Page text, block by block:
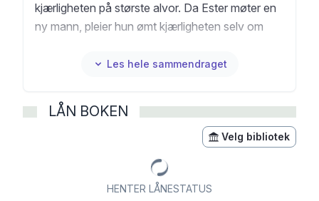
kjærligheten på største alvor. Da Ester møter en
ny mann, pleier hun ømt kjærligheten selv om
derimot, vet ikke hva hun vil med forholdet sitt.
venninnekoret strever hver for seg med
kjærlighet, vennskap og familie. I Menn og
kvinner trer også mannen fram med sine kvaler
og lengsler og sin forundring over kvinnenes
eiendommeligheter. Menn og kvinner er en bredt
anlagt roman om liv og kjærlighet i vår tid, en tid
Les hele sammendraget
LÅN BOKEN
Velg bibliotek
HENTER LÅNESTATUS